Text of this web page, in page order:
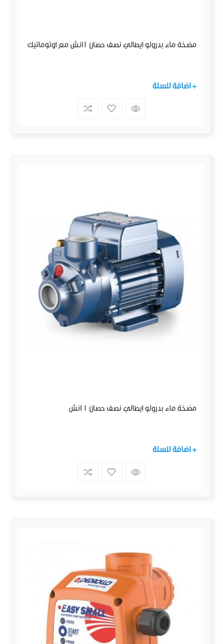
مضخة ماء بدرولو ايطالي نصف حصان 1انش مع اوتوماتيك
+ اضافة للسلة
مضخة ماء بدرولو ايطالي نصف حصان 1 انش
+ اضافة للسلة